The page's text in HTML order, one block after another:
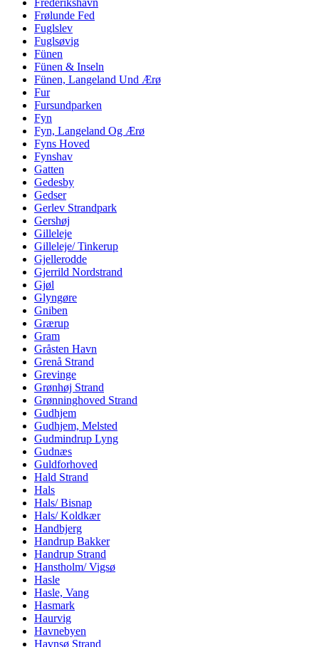
Frederikshavn
Frølunde Fed
Fuglslev
Fuglsøvig
Fünen
Fünen & Inseln
Fünen, Langeland Und Ærø
Fur
Fursundparken
Fyn
Fyn, Langeland Og Ærø
Fyns Hoved
Fynshav
Gatten
Gedesby
Gedser
Gerlev Strandpark
Gershøj
Gilleleje
Gilleleje/ Tinkerup
Gjellerodde
Gjerrild Nordstrand
Gjøl
Glyngøre
Gniben
Grærup
Gram
Gråsten Havn
Grenå Strand
Grevinge
Grønhøj Strand
Grønninghoved Strand
Gudhjem
Gudhjem, Melsted
Gudmindrup Lyng
Gudnæs
Guldforhoved
Hald Strand
Hals
Hals/ Bisnap
Hals/ Koldkær
Handbjerg
Handrup Bakker
Handrup Strand
Hanstholm/ Vigsø
Hasle
Hasle, Vang
Hasmark
Haurvig
Havnebyen
Havnsø Strand